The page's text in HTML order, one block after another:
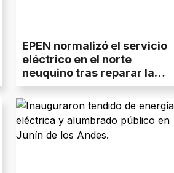
EPEN normalizó el servicio
eléctrico en el norte
neuquino tras reparar la
línea hacia Andacollo